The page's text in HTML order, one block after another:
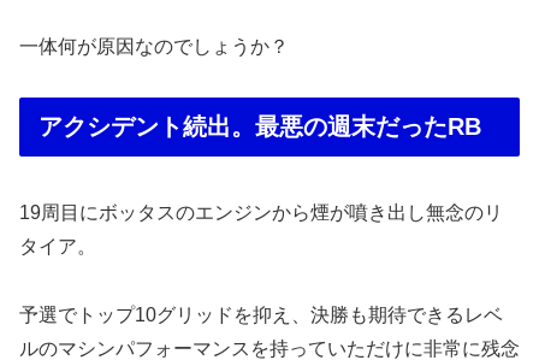
一体何が原因なのでしょうか？
アクシデント続出。最悪の週末だったRB
19周目にボッタスのエンジンから煙が噴き出し無念のリ
タイア。
予選でトップ10グリッドを抑え、決勝も期待できるレベ
ルのマシンパフォーマンスを持っていただけに非常に残念